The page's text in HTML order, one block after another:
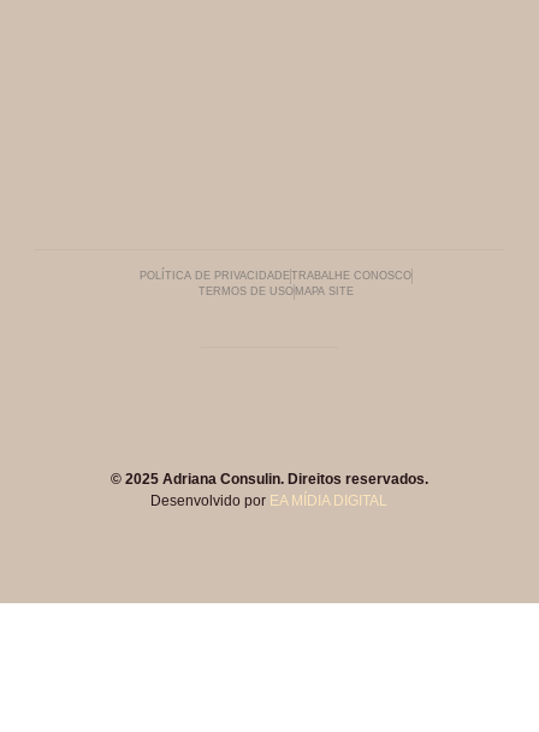
POLÍTICA DE PRIVACIDADE TRABALHE CONOSCO
TERMOS DE USO MAPA SITE
© 2025 Adriana Consulin. Direitos reservados.
Desenvolvido por EA MÍDIA DIGITAL